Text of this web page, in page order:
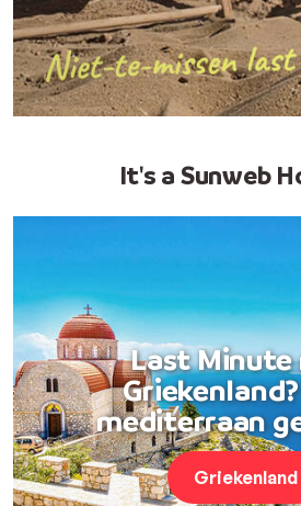
It's a Sunweb
Last Minute
mediterraan
Griekenland